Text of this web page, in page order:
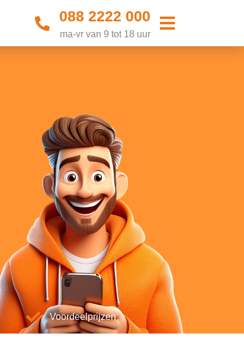
088 2222 000
ma-vr van 9 tot 18 uur
Voordeelprijzen